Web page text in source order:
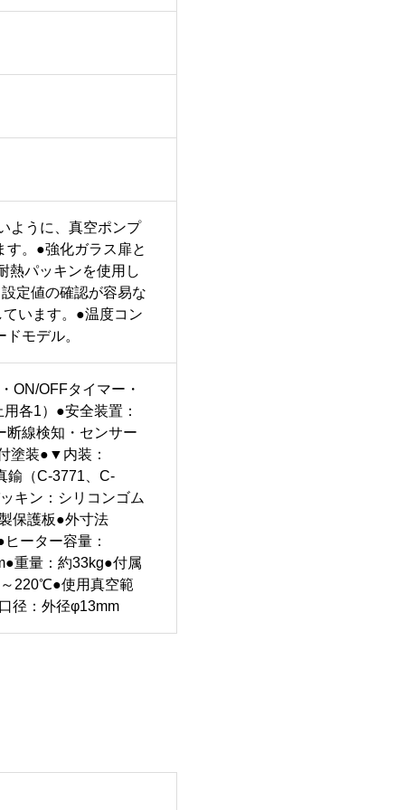
ように、真空ポンプ
す。●強化ガラス扉と
熱パッキンを使用し
定値の確認が容易な
います。●温度コン
モデル。
ON/OFFタイマー・
各1）●安全装置：
断線検知・センサー
塗装●▼内装：
鍮（C-3771、C-
キン：シリコンゴム
保護板●外寸法
ーター容量：
重量：約33kg●付属
220℃●使用真空範
径：外径φ13mm